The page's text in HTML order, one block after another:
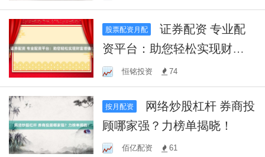
股票配资月配
证券配资 专业配
资平台：助您轻松实现财富
增值！恒铭投资 74
按月配资
顾哪家强？力榜单揭晓！
佰亿配资 61